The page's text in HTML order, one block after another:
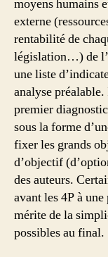
moyens humains
externe
rentabilité de
législation…) de
une liste
analyse
premier
sous la forme
fixer les grands
d’objectif
des auteurs.
avant les 4P à
mérite de la
possibles au final.